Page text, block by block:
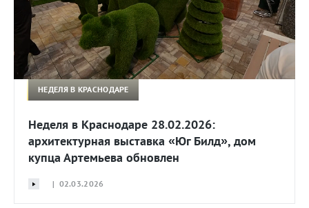
НЕДЕЛЯ В КРАСНОДАРЕ
Неделя в Краснодаре 28.02.2026:
архитектурная выставка «Юг Билд», дом
купца Артемьева обновлен
| 02.03.2026